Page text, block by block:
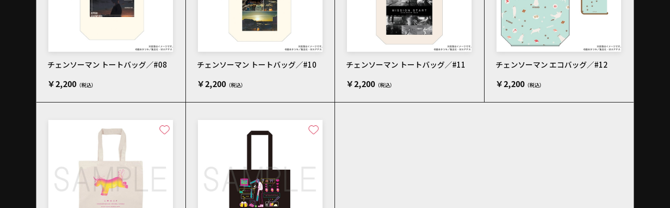
チェンソーマン トートバッグ／#08
￥2,200
チェンソーマン トートバッグ／#10
￥2,200
チェンソーマン トートバッグ／#11
￥2,200
チェンソーマン エコバッグ／#12
￥2,200